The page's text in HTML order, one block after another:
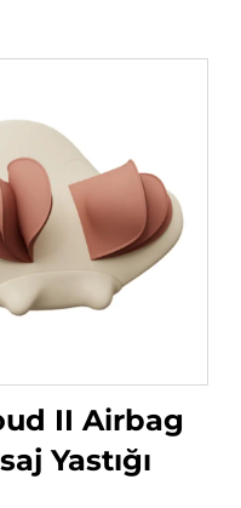
II Airbag
Yastığı